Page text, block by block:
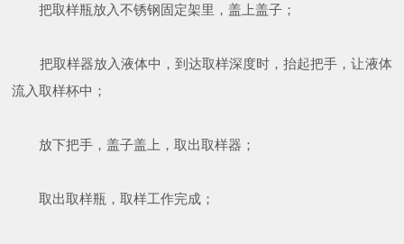
把取样瓶放入不锈钢固定架里，盖上盖子；
把取样器放入液体中，到达取样深度时，抬起把手，让液体
流入取样杯中；
放下把手，盖子盖上，取出取样器；
取出取样瓶，取样工作完成；